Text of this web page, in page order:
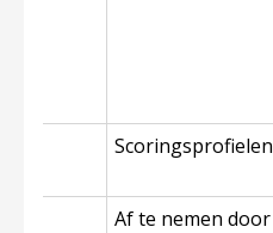
Scoringsprofielen
Af te nemen door